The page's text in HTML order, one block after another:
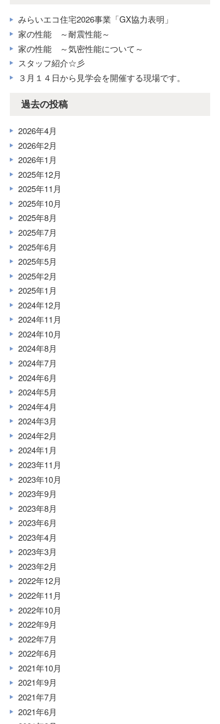
みらいエコ住宅2026事業「GX協力表明」
家の性能 ～耐震性能～
家の性能 ～気密性能について～
スタッフ紹介☆彡
３月１４日から見学会を開催する現場です。
過去の投稿
2026年4月
2026年2月
2026年1月
2025年12月
2025年11月
2025年10月
2025年8月
2025年7月
2025年6月
2025年5月
2025年2月
2025年1月
2024年12月
2024年11月
2024年10月
2024年8月
2024年7月
2024年6月
2024年5月
2024年4月
2024年3月
2024年2月
2024年1月
2023年11月
2023年10月
2023年9月
2023年8月
2023年6月
2023年4月
2023年3月
2023年2月
2022年12月
2022年11月
2022年10月
2022年9月
2022年7月
2022年6月
2021年10月
2021年9月
2021年7月
2021年6月